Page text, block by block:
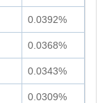
0.0392%
0.0368%
0.0343%
0.0309%